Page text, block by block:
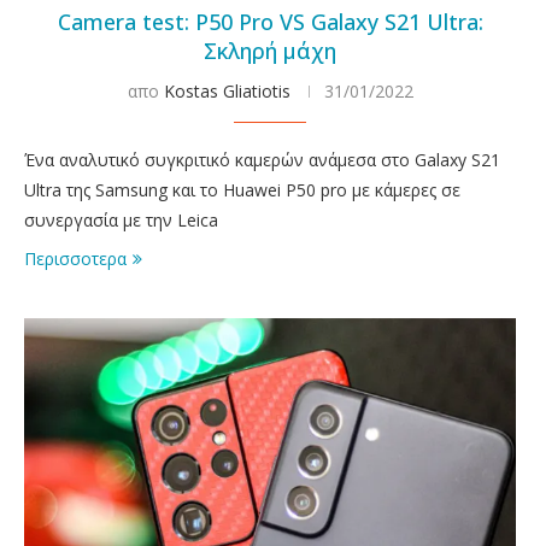
Camera test: P50 Pro VS Galaxy S21 Ultra:
Σκληρή μάχη
απο Kostas Gliatiotis 31/01/2022
Ένα αναλυτικό συγκριτικό καμερών ανάμεσα στο Galaxy S21
Ultra της Samsung και το Huawei P50 pro με κάμερες σε
συνεργασία με την Leica
Περισσοτερα